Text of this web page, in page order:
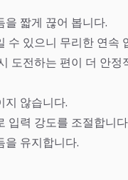
짧게 끊어 봅니다.
수 있으니 무리한 연속
도전하는 편이 더 안정
지 않습니다.
입력 강도를 조절합니
을 유지합니다.